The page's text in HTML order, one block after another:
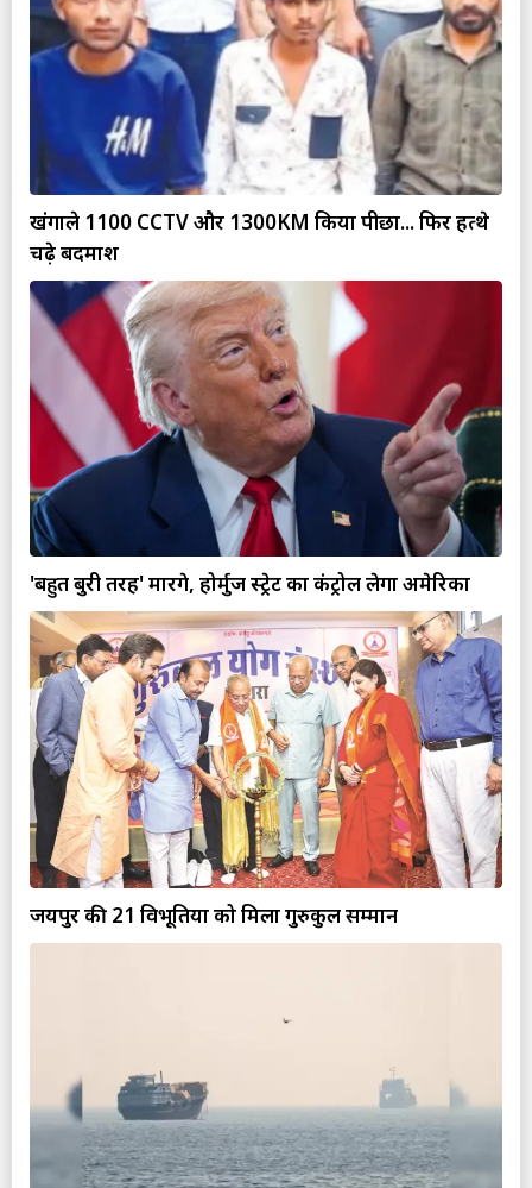
खंगाले 1100 CCTV और 1300KM किया पीछा... फिर हत्थे
चढ़े बदमाश
'बहुत बुरी तरह' मारेंगे, होर्मुज स्ट्रेट का कंट्रोल लेगा अमेरिका
जयपुर की 21 विभूतियों को मिला गुरुकुल सम्मान